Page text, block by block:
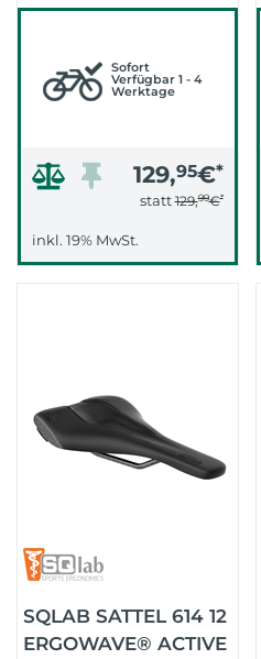
STREC (SCHWARZ)
Sofort
Verfügbar 1 - 4
Werktage
129,95€*
statt129,99€*
inkl. 19% MwSt.
SQLAB SATTEL 614 12
ERGOWAVE® ACTIVE